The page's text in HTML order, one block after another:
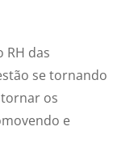
RH das
se tornando
os
e